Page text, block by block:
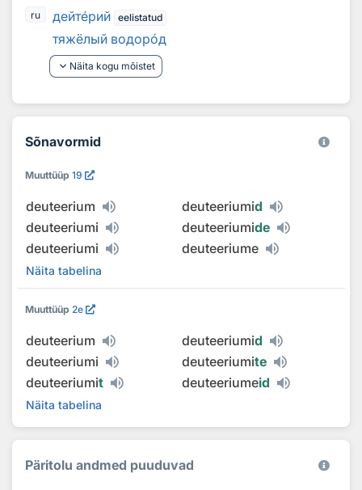
ru дейтерий eelistatud
тяжёлый водород
keyboard_arrow_down Näita kogu mõistet
Sõnavormid
Muuttüüp 19
deuteerium deuteeriumid
deuteeriumi
deuteeriumide
deuteeriumi
deuteeriume
Näita tabelina
Muuttüüp 2e
deuteerium deuteeriumid
deuteeriumi
deuteeriumite
deuteeriumit deuteeriumeid
Näita tabelina
Päritolu andmed puuduvad